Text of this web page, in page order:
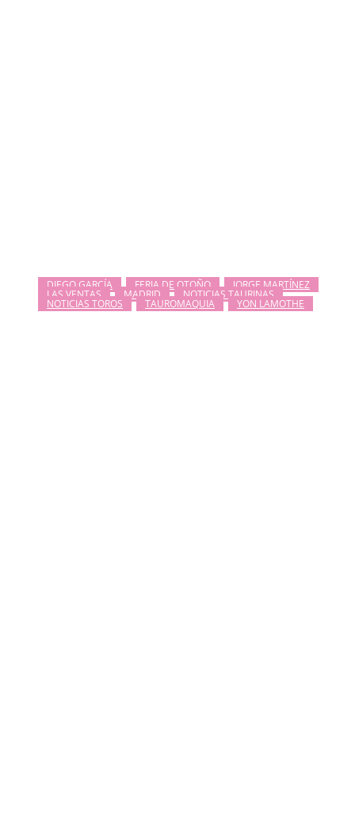
DIEGO GARCÍA FERIA DE OTOÑO JORGE MARTÍNEZ
LAS VENTAS MADRID NOTICIAS TAURINAS
NOTICIAS TOROS TAUROMAQUIA YON LAMOTHE